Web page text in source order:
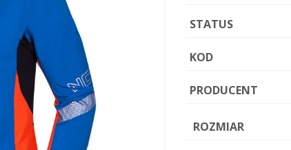
STATUS
KOD
PRODUCENT
ROZMIAR